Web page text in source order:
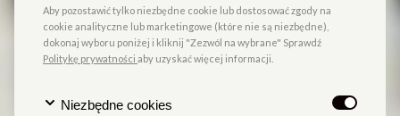
Aby pozostawić tylko niezbędne cookie lub dostosować zgody na
cookie analityczne lub marketingowe (które nie są niezbędne),
dokonaj wyboru poniżej i kliknij "Zezwól na wybrane" Sprawdź
Politykę prywatności aby uzyskać więcej informacji.
Niezbędne cookies